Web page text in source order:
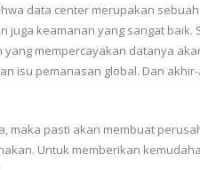
data center merupakan
keamanan yang sangat
mempercayakan datanya
isu pemanasan global. Dan
maka pasti akan membuat
Untuk memberikan